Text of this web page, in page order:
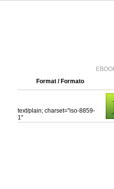
Format / Formato
text/plain; charset="iso-8859-
1"